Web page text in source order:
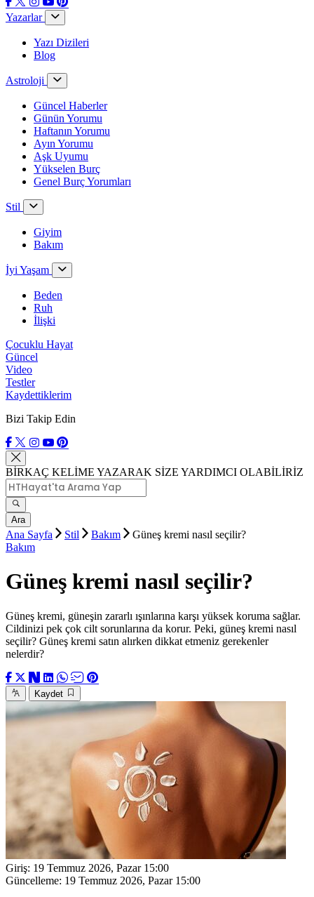
Yazarlar
Yazı Dizileri
Blog
Astroloji
Güncel Haberler
Günün Yorumu
Haftanın Yorumu
Ayın Yorumu
Aşk Uyumu
Yükselen Burç
Genel Burç Yorumları
Stil
Giyim
Bakım
İyi Yaşam
Beden
Ruh
İlişki
Çocuklu Hayat
Güncel
Video
Testler
Kaydettiklerim
Bizi Takip Edin
BİRKAÇ KELİME YAZARAK SİZE YARDIMCI OLABİLİRİZ
Ara
Ana Sayfa Stil Bakım
Güneş kremi nasıl seçilir?
Bakım
Güneş kremi nasıl seçilir?
Güneş kremi, güneşin zararlı ışınlarına karşı yüksek koruma sağlar.
Cildinizi pek çok cilt sorunlarına da korur. Peki, güneş kremi nasıl
seçilir? Güneş kremi satın alırken dikkat etmeniz gerekenler
nelerdir?
Kaydet
Giriş: 19 Temmuz 2026, Pazar 15:00
Güncelleme: 19 Temmuz 2026, Pazar 15:00